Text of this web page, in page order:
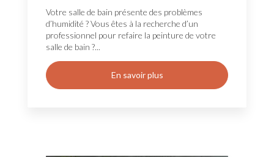
Votre salle de bain présente des problèmes
d’humidité ? Vous êtes à la recherche d’un
professionnel pour refaire la peinture de votre
salle de bain ?...
En savoir plus